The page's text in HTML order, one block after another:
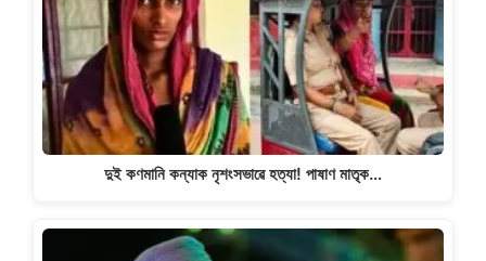
দুই কণমানি কন্যাক নৃশংসভাৱে হত্যা! পাষাণ মাতৃক…